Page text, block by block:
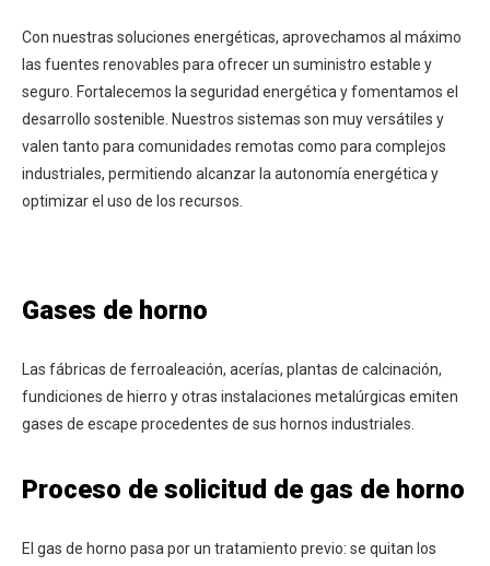
Con nuestras soluciones energéticas, aprovechamos al máximo
las fuentes renovables para ofrecer un suministro estable y
seguro. Fortalecemos la seguridad energética y fomentamos el
desarrollo sostenible. Nuestros sistemas son muy versátiles y
valen tanto para comunidades remotas como para complejos
industriales, permitiendo alcanzar la autonomía energética y
optimizar el uso de los recursos.
Gases de horno
Las fábricas de ferroaleación, acerías, plantas de calcinación,
fundiciones de hierro y otras instalaciones metalúrgicas emiten
gases de escape procedentes de sus hornos industriales.
Proceso de solicitud de gas de horno
El gas de horno pasa por un tratamiento previo: se quitan los